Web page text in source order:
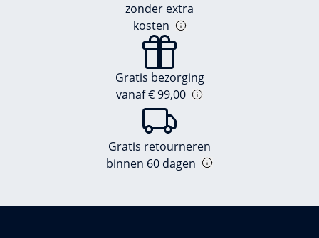
zonder extra
kosten
Gratis bezorging
vanaf € 99,00
Gratis retourneren
binnen 60 dagen